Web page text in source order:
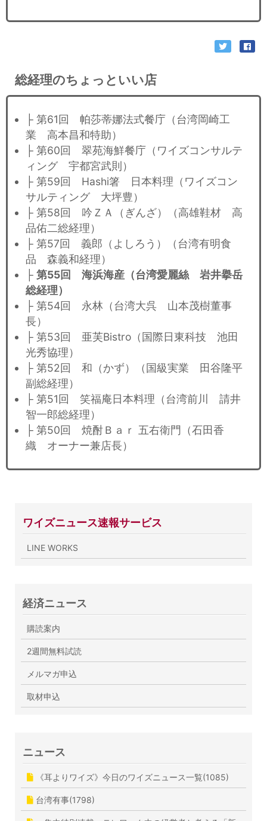
総経理のちょっといい店
├ 第61回 帕莎蒂娜法式餐庁（台湾岡崎工
業 高本昌和特助）
├ 第60回 翠苑海鮮餐庁（ワイズコンサルテ
ィング 宇都宮武則）
├ 第59回 Hashi箸 日本料理（ワイズコン
サルティング 大坪豊）
├ 第58回 吟ＺＡ（ぎんざ）（高雄鞋材 高
品佑二総経理）
├ 第57回 義郎（よしろう）（台湾有明食
品 森義和経理）
├ 第55回 海浜海産（台湾愛麗絲 岩井擧岳
総経理）
├ 第54回 永林（台湾大呉 山本茂樹董事
長）
├ 第53回 亜芙Bistro（国際日東科技 池田
光秀協理）
├ 第52回 和（かず）（国級実業 田谷隆平
副総経理）
├ 第51回 笑福庵日本料理（台湾前川 請井
智一郎総経理）
├ 第50回 焼酎Ｂａｒ 五右衛門（石田香
織 オーナー兼店長）
ワイズニュース速報サービス
LINE WORKS
経済ニュース
購読案内
2週間無料試読
メルマガ申込
取材申込
ニュース
《耳よりワイズ》今日のワイズニュース一覧(1085)
台湾有事(1798)